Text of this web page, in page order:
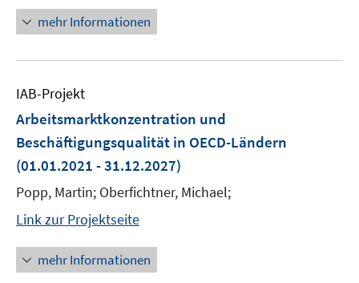
mehr Informationen
IAB-Projekt
Arbeitsmarktkonzentration und
Beschäftigungsqualität in OECD-Ländern
(01.01.2021 - 31.12.2027)
Popp, Martin; Oberfichtner, Michael;
Link zur Projektseite
mehr Informationen